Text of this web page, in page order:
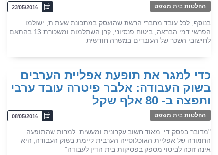
23/05/2016 החלטות בית משפט
בנוסף, לכל עובד מחברי הרשת שהועסק במתכונת שעתית, ישולמו
הפרשי דמי הבראה, ביטוח פנסיוני, קרן השתלמות ומשכורת 13 בהתאם
לחישובי השכר של העובדים במשרה חודשית
כדי למגר את תופעת אפליית הערבים
בשוק העבודה: אלבר פיטרה עובד ערבי
ותפצה ב- 80 אלף שקל
08/05/2016 החלטות בית משפט
"מדובר בפסק דין מאוד חשוב עקרונית ומעשית. למרות שהתופעה
החמורה של אפליית האוכלוסייה הערבית קיימת בשוק העבודה, היא
אינה זוכה לביטוי מספק בפסיקות בית הדין לעבודה"